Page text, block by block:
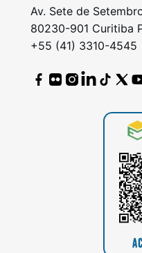
Av. Sete de
80230-901 Curitiba
+55 (41) 3310-4545